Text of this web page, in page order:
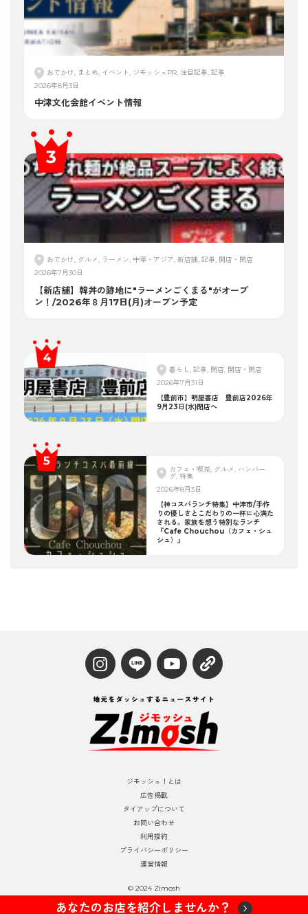
おでかけ, まとめ, イベント, ジモッシュPR, 注目記事, 記事
2026年8月3日
中津文化会館イベント情報
おでかけ, グルメ, ラーメン, 中華・アジア, 新店舗, 記事, 開店・閉店
2026年7月30日
【新店舗】韓丼の跡地に"ラーメンごくまる"がオープ
ン！/2026年８月17日(月)オープン予定
暮らし, 記事, 閉店, 開店・閉店
2026年7月31日
【豊前市】明屋書店 豊前店2026年
9月23日(水)閉店へ
カフェ・喫茶, グルメ, ハンバー
グ, 特集
2026年8月3日
【神コスパランチ特集】中津市/手作
りの優しさとこだわりの一杯に心満た
される。家族を想う特別なランチ
『Cafe Chouchou（カフェ・シュ
シュ）』
ジモッシュ！とは
広告掲載
タイアップについて
お問い合わせ
利用規約
プライバシーポリシー
運営情報
© 2024 Zimosh
あなたのお店を紹介しませんか？